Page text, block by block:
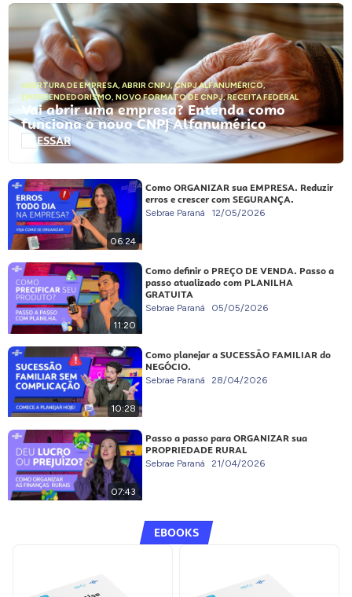
ABERTURA DE EMPRESA, ABRIR CNPJ,CNPJ ALFANUMÉRICO,
EMPREENDEDORISMO, NOVO FORMATO DE CNPJ,RECEITA FEDERAL
Vai abrir uma empresa? Entenda como
funciona o novo CNPJ Alfanumérico
ACESSAR
06:24
Como ORGANIZAR sua EMPRESA. Reduzir
erros e crescer com SEGURANÇA.
Sebrae Paraná 12/05/2026
11:20
Como definir o PREÇO DE VENDA. Passo a
passo atualizado com PLANILHA
GRATUITA
Sebrae Paraná 05/05/2026
10:28
Como planejar a SUCESSÃO FAMILIAR do
NEGÓCIO.
Sebrae Paraná 28/04/2026
07:43
Passo a passo para ORGANIZAR sua
PROPRIEDADE RURAL
Sebrae Paraná 21/04/2026
EBOOKS